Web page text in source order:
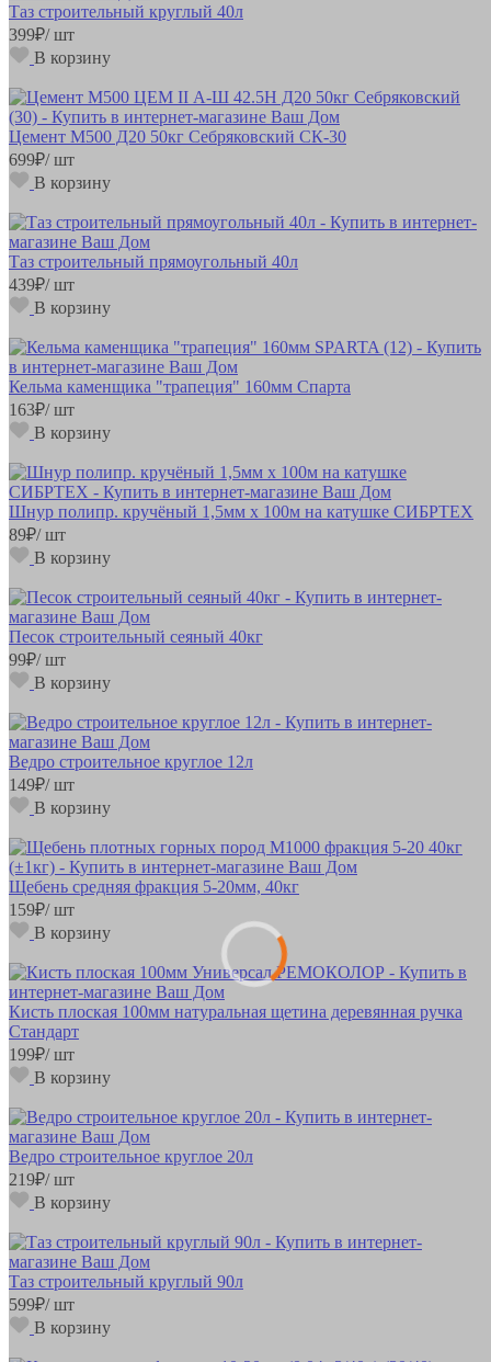
Таз строительный круглый 40л
399₽/ шт
В корзину
Цемент М500 Д20 50кг Себряковский СК-30
699₽/ шт
В корзину
Таз строительный прямоугольный 40л
439₽/ шт
В корзину
Кельма каменщика "трапеция" 160мм Спарта
163₽/ шт
В корзину
Шнур полипр. кручёный 1,5мм х 100м на катушке СИБРТЕХ
89₽/ шт
В корзину
Песок строительный сеяный 40кг
99₽/ шт
В корзину
Ведро строительное круглое 12л
149₽/ шт
В корзину
Щебень средняя фракция 5-20мм, 40кг
159₽/ шт
В корзину
Кисть плоская 100мм натуральная щетина деревянная ручка
Стандарт
199₽/ шт
В корзину
Ведро строительное круглое 20л
219₽/ шт
В корзину
Таз строительный круглый 90л
599₽/ шт
В корзину